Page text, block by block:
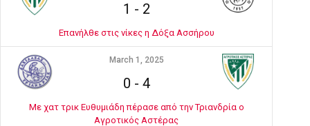
1 - 2
Επανήλθε στις νίκες η Δόξα Ασσήρου
March 1, 2025
0 - 4
Με χατ τρικ Ευθυμιάδη πέρασε από την Τριανδρία ο
Αγροτικός Αστέρας